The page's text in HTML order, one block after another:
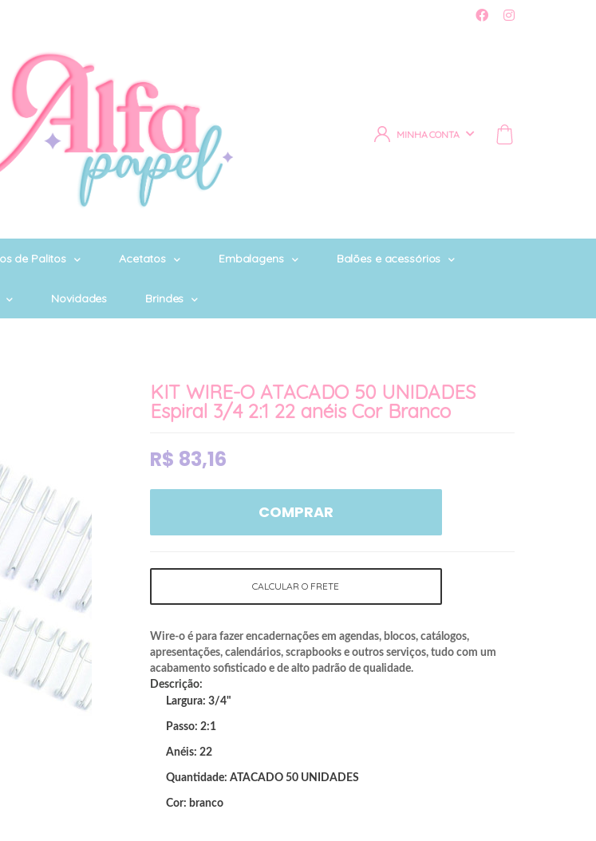
MINHA CONTA
de Palitos Acetatos Embalagens Balões e acessórios
Novidades Brindes
KIT WIRE-O ATACADO 50 UNIDADES
Espiral 3/4 2:1 22 anéis Cor Branco
R$ 83,16
COMPRAR
CALCULAR O FRETE
Wire-o é para fazer encadernações em agendas, blocos, catálogos,
apresentações, calendários, scrapbooks e outros serviços, tudo com um
acabamento sofisticado e de alto padrão de qualidade.
Descrição:
Largura: 3/4"
Passo: 2:1
Anéis: 22
Quantidade: ATACADO 50 UNIDADES
Cor: branco